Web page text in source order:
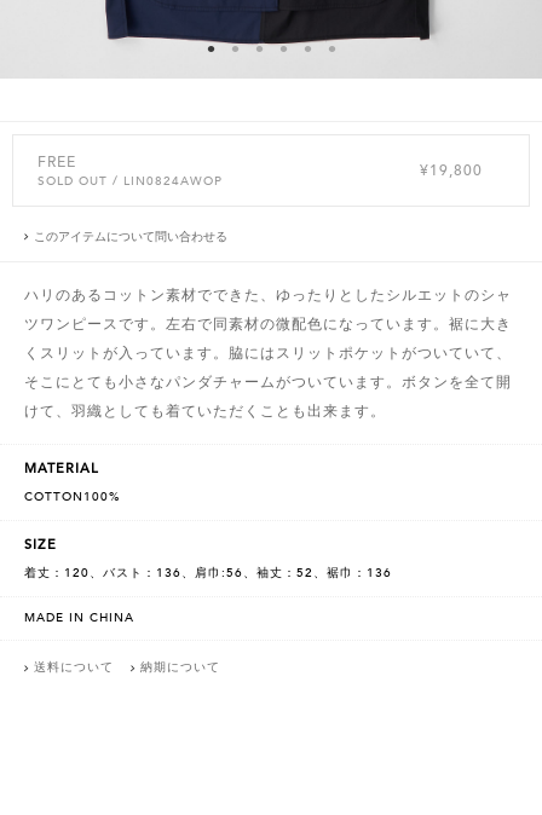
FREE
SOLD OUT / LIN0824AWOP
¥19,800
このアイテムについて問い合わせる
ハリのあるコットン素材でできた、ゆったりとしたシルエットのシャ
ツワンピースです。左右で同素材の微配色になっています。裾に大き
くスリットが入っています。脇にはスリットポケットがついていて、
そこにとても小さなパンダチャームがついています。ボタンを全て開
けて、羽織としても着ていただくことも出来ます。
MATERIAL
COTTON100%
SIZE
着丈：120、バスト：136、肩巾:56、袖丈：52、裾巾：136
MADE IN CHINA
送料について 納期について